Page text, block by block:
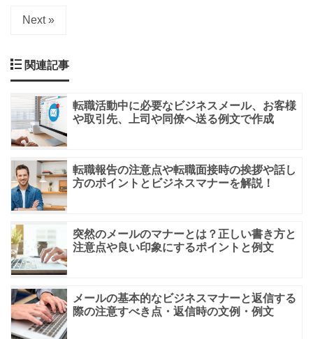
Next »
関連記事
転職活動中に必要なビジネスメール、お客様
や取引先、上司や同僚へ送る例文で作成
転職報告の注意点や転職面接時の挨拶や話し
方のポイントとビジネスマナーを解説！
突然のメールのマナーとは？正しい書き方と
注意点や良い印象にするポイントと例文
メールの基本的なビジネスマナーと返信する
際の注意すべき点・返信時の文例・例文